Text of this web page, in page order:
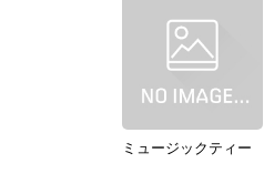
ミュージックティー